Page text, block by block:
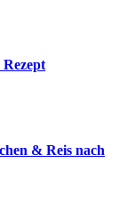
& Reis nach